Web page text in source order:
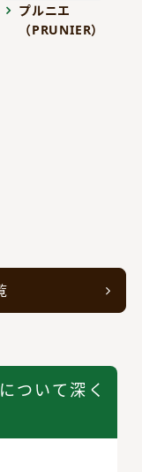
プルニエ
（PRUNIER）
ついて深く